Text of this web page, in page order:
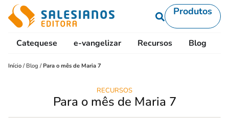
Produtos
Catequese e-vangelizar Recursos Blog
Início / Blog /Para o mês de Maria 7
RECURSOS
Para o mês de Maria 7